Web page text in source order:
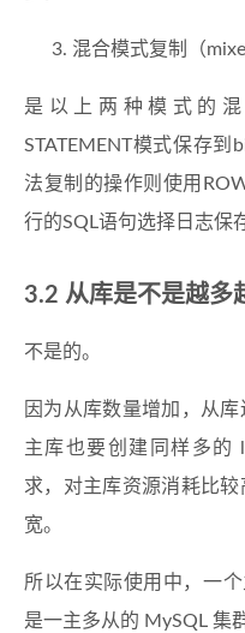
混合模式复制（
是以上两种模式的
STATEMENT模式保存到
法复制的操作则使用
行的SQL语句选择日志保
3.2 从库是不是越多
不是的。
因为从库数量增加，从
主库也要创建同样多的
求，对主库资源消耗比
宽。
所以在实际使用中，一
是一主多从的 MySQL 集